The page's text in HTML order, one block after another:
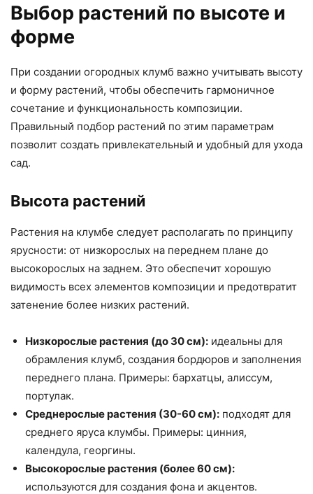
Выбор растений по высоте и
форме
При создании огородных клумб важно учитывать высоту
и форму растений, чтобы обеспечить гармоничное
сочетание и функциональность композиции.
Правильный подбор растений по этим параметрам
позволит создать привлекательный и удобный для ухода
сад.
Высота растений
Растения на клумбе следует располагать по принципу
ярусности: от низкорослых на переднем плане до
высокорослых на заднем. Это обеспечит хорошую
видимость всех элементов композиции и предотвратит
затенение более низких растений.
Низкорослые растения (до 30 см): идеальны для
обрамления клумб, создания бордюров и заполнения
переднего плана. Примеры: бархатцы, алиссум,
портулак.
Среднерослые растения (30-60 см): подходят для
среднего яруса клумбы. Примеры: цинния,
календула, георгины.
Высокорослые растения (более 60 см):
используются для создания фона и акцентов.